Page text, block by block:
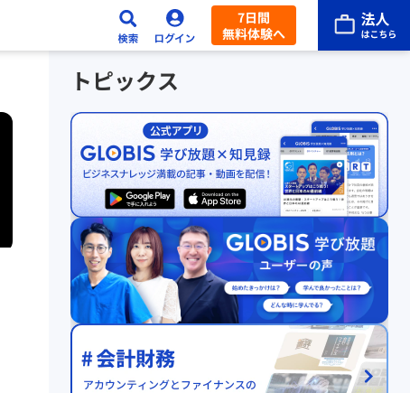
7日間
無料体験へ
トピックス